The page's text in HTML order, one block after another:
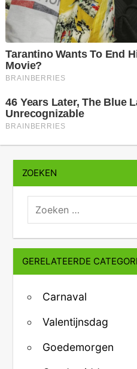
ZOEKEN
zoeken:
GERELATEERDE
Carnaval
Valentijnsdag
Goedemorgen